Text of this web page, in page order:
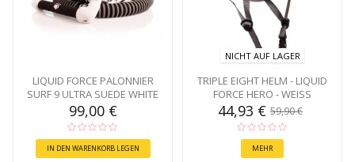
LIQUID FORCE PALONNIER
SURF 9 ULTRA SUEDE WHITE
99,00 €
IN DEN WARENKORB LEGEN
NICHT AUF LAGER
TRIPLE EIGHT HELM - LIQUID
FORCE HERO - WEISS
44,93 € 59,90 €
MEHR